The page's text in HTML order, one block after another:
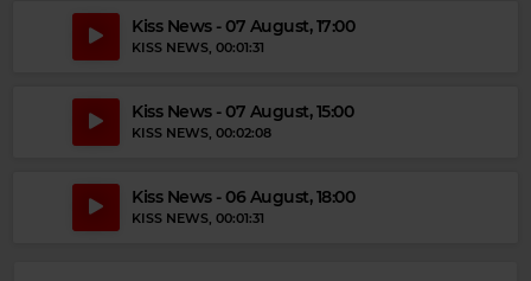
FLEETWOOD MAC–DREAMS
Kiss News - 07 August, 17:00
KISS NEWS, 00:01:31
Kiss News - 07 August, 15:00
KISS NEWS, 00:02:08
Kiss News - 06 August, 18:00
KISS NEWS, 00:01:31